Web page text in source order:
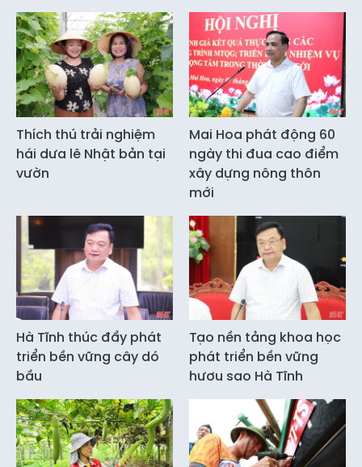
Thích thú trải nghiệm
hái dưa lê Nhật bản tại
vườn
Mai Hoa phát động 60
ngày thi đua cao điểm
xây dựng nông thôn
mới
Hà Tĩnh thúc đẩy phát
triển bền vững cây dó
bầu
Tạo nền tảng khoa học
phát triển bền vững
hươu sao Hà Tĩnh